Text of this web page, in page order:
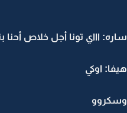
ساره: اااي تونا أجل خلاص
هيفا: اوكي
وسكروو